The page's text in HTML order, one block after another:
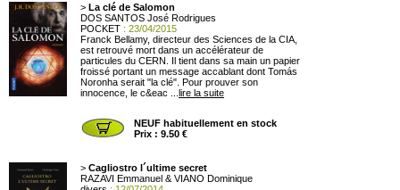
> La clé de Salomon
DOS SANTOS José Rodrigues
POCKET : 23/04/2015
Franck Bellamy, directeur des Sciences de la CIA,
est retrouvé mort dans un accélérateur de
particules du CERN. Il tient dans sa main un papier
froissé portant un message accablant dont Tomás
Noronha serait "la clé". Pour prouver son
innocence, le c&eac ... lire la suite
NEUF habituellement en stock
Prix : 9.50 €
> Cagliostro l´ultime secret
RAZAVI Emmanuel & VIANO Dominique